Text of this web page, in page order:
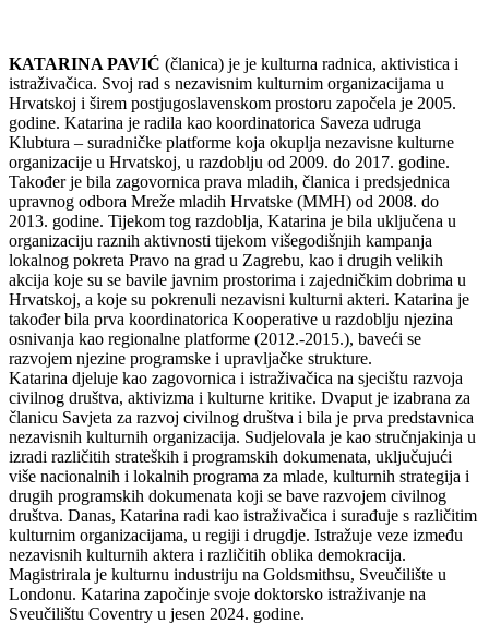
KATARINA PAVIĆ (članica) je je kulturna radnica, aktivistica i
istraživačica. Svoj rad s nezavisnim kulturnim organizacijama u
Hrvatskoj i širem postjugoslavenskom prostoru započela je 2005.
godine. Katarina je radila kao koordinatorica Saveza udruga
Klubtura – suradničke platforme koja okuplja nezavisne kulturne
organizacije u Hrvatskoj, u razdoblju od 2009. do 2017. godine.
Također je bila zagovornica prava mladih, članica i predsjednica
upravnog odbora Mreže mladih Hrvatske (MMH) od 2008. do
2013. godine. Tijekom tog razdoblja, Katarina je bila uključena u
organizaciju raznih aktivnosti tijekom višegodišnjih kampanja
lokalnog pokreta Pravo na grad u Zagrebu, kao i drugih velikih
akcija koje su se bavile javnim prostorima i zajedničkim dobrima u
Hrvatskoj, a koje su pokrenuli nezavisni kulturni akteri. Katarina je
također bila prva koordinatorica Kooperative u razdoblju njezina
osnivanja kao regionalne platforme (2012.-2015.), baveći se
razvojem njezine programske i upravljačke strukture.
Katarina djeluje kao zagovornica i istraživačica na sjecištu razvoja
civilnog društva, aktivizma i kulturne kritike. Dvaput je izabrana za
članicu Savjeta za razvoj civilnog društva i bila je prva predstavnica
nezavisnih kulturnih organizacija. Sudjelovala je kao stručnjakinja u
izradi različitih strateških i programskih dokumenata, uključujući
više nacionalnih i lokalnih programa za mlade, kulturnih strategija i
drugih programskih dokumenata koji se bave razvojem civilnog
društva. Danas, Katarina radi kao istraživačica i surađuje s različitim
kulturnim organizacijama, u regiji i drugdje. Istražuje veze između
nezavisnih kulturnih aktera i različitih oblika demokracija.
Magistrirala je kulturnu industriju na Goldsmithsu, Sveučilište u
Londonu. Katarina započinje svoje doktorsko istraživanje na
Sveučilištu Coventry u jesen 2024. godine.